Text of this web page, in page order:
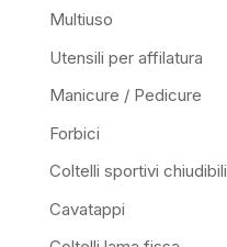
Multiuso
Utensili per affilatura
Manicure / Pedicure
Forbici
Coltelli sportivi chiudibili
Cavatappi